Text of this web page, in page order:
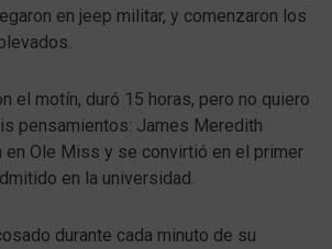
en jeep militar, y comenzaron los
el motín, duró 15 horas, pero no quiero
pensamientos: James Meredith
en Ole Miss y se convirtió en el primer
en la universidad.
durante cada minuto de su